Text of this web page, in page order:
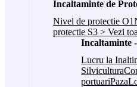
Incaltaminte de
Nivel de protectie O1
protectie S3 > Vezi
Incaltaminte
Lucru la
Silvicultura
portuariPaza